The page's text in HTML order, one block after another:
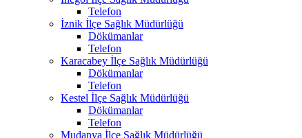
Telefon
İznik İlçe Sağlık Müdürlüğü
Dökümanlar
Telefon
Karacabey İlçe Sağlık Müdürlüğü
Dökümanlar
Telefon
Kestel İlçe Sağlık Müdürlüğü
Dökümanlar
Telefon
Mudanya İlçe Sağlık Müdürlüğü